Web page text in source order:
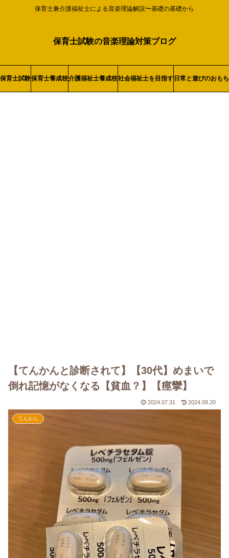
保育士兼介護福祉士による音楽理論解説〜基礎の基礎から
保育士試験の音楽理論対策ブログ
保育士試験保育士養成校介護福祉士養成校社会福祉士を目指す 日常と遊びのおも
【てんかんと診断されて】【30代】めまいで
倒れ記憶がなくなる【貧血？】【痙攣】
2024.07.31 2024.09.20
てんかん